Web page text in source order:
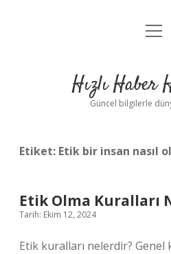
Anasayfa
Yasal
Hızlı Haber
Güncel bilgilerle
Etiket: Etik bir insan nasıl
Etik Olma Kuralları
Tarih: Ekim 12, 2024
Etik kuralları nelerdir?